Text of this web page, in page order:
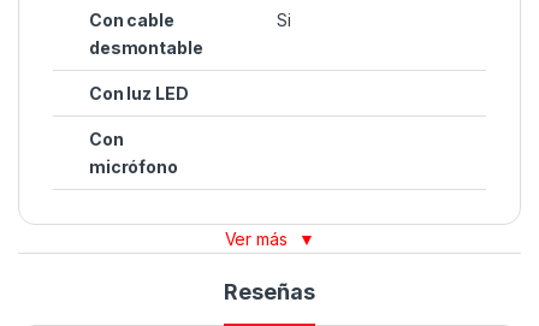
Con cable
desmontable
Si
Con luz LED
Con
micrófono
Ver más ▼
Reseñas